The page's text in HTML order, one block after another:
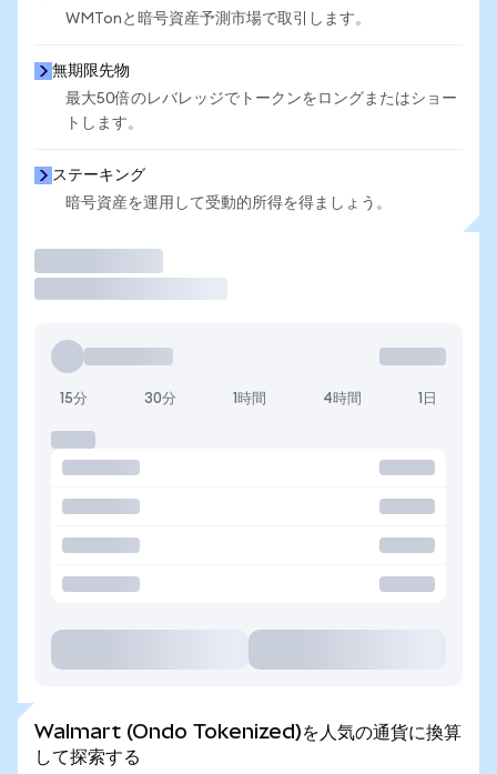
WMTonと暗号資産予測市場で取引します。
無期限先物
最大50倍のレバレッジでトークンをロングまたはショー
トします。
ステーキング
暗号資産を運用して受動的所得を得ましょう。
15分 30分 1時間 4時間 1日
Walmart (Ondo Tokenized)を人気の通貨に換算
して探索する